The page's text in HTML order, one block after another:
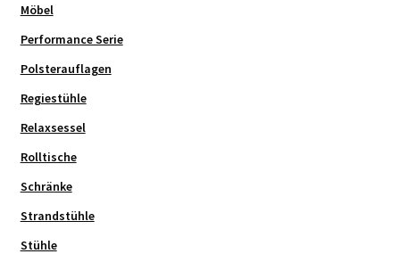
Möbel
Performance Serie
Polsterauflagen
Regiestühle
Relaxsessel
Rolltische
Schränke
Strandstühle
Stühle